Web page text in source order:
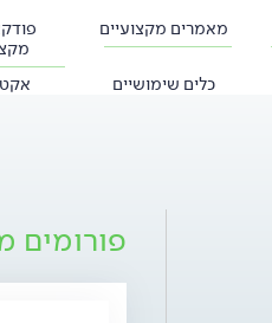
מאמרים מקצועיים
כלים שימושיים
פורומים